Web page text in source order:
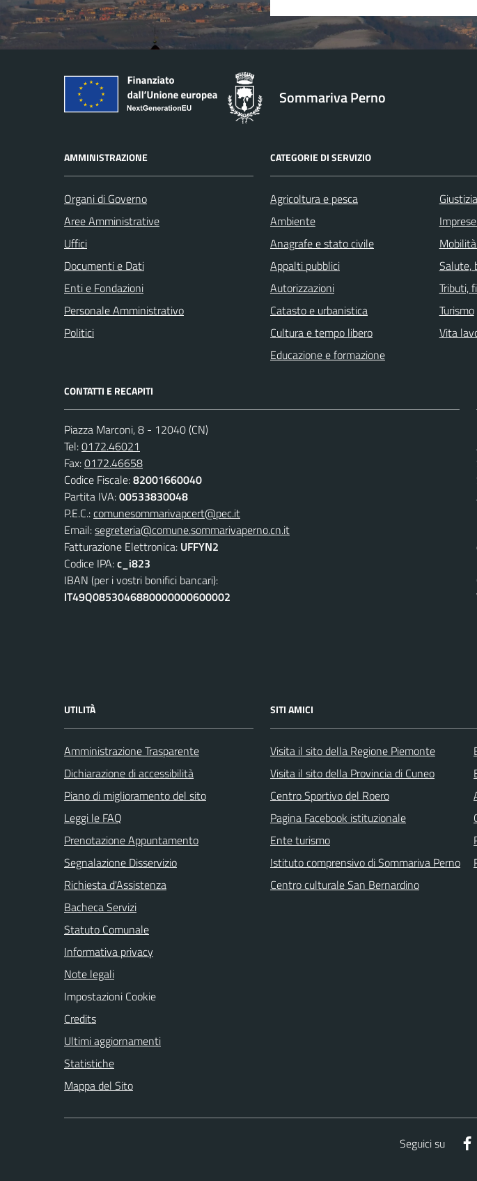
Sommariva Perno
AMMINISTRAZIONE
Organi di Governo
Aree Amministrative
Uffici
Documenti e Dati
Enti e Fondazioni
Personale Amministrativo
Politici
CATEGORIE DI SERVIZIO
Agricoltura e pesca
Ambiente
Anagrafe e stato civile
Appalti pubblici
Autorizzazioni
Catasto e urbanistica
Cultura e tempo libero
Educazione e formazione
Salute,
Tributi,
Turismo
Vita
CONTATTI E RECAPITI
Piazza Marconi, 8 - 12040 (CN)
Tel:0172.46021
Fax:0172.46658
Codice Fiscale:82001660040
Partita IVA:00533830048
P.E.C.:comunesommarivapcert@pec.it
Email:segreteria@comune.sommarivaperno.cn.it
Fatturazione Elettronica: UFFYN2
Codice IPA:c_i823
IBAN (per i vostri bonifici bancari):
IT49Q0853046880000000600002
UTILITÀ
Amministrazione Trasparente
Dichiarazione di accessibilità
Piano di miglioramento del sito
Leggi le FAQ
Prenotazione Appuntamento
Segnalazione Disservizio
Richiesta d'Assistenza
Bacheca Servizi
Statuto Comunale
Informativa privacy
Note legali
Impostazioni Cookie
Credits
Ultimi aggiornamenti
Statistiche
Mappa del Sito
SITI AMICI
Visita il sito della Regione Piemonte
Visita il sito della Provincia di Cuneo
Centro Sportivo del Roero
Pagina Facebook istituzionale
Ente turismo
Istituto comprensivo di Sommariva Perno
Centro culturale San Bernardino
Seguici su